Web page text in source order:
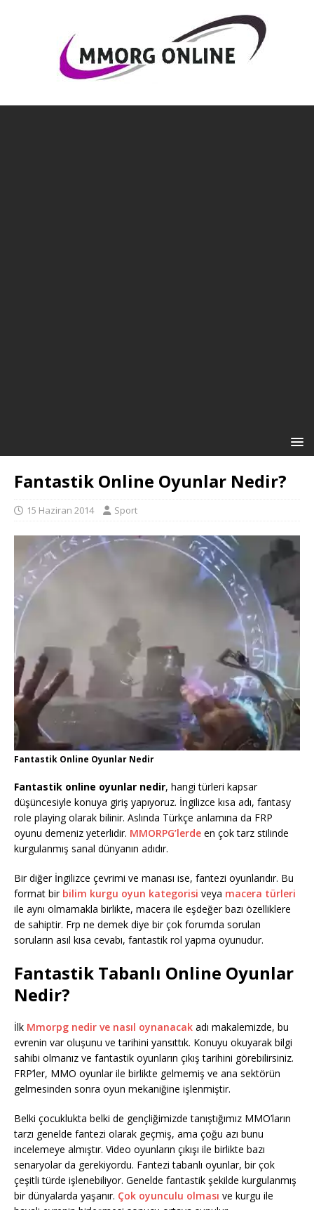
Fantastik Online Oyunlar Nedir?
15 Haziran 2014 Sport
Fantastik Online Oyunlar Nedir
Fantastik online oyunlar nedir, hangi türleri kapsar
düşüncesiyle konuya giriş yapıyoruz. İngilizce kısa adı, fantasy
role playing olarak bilinir. Aslında Türkçe anlamına da FRP
oyunu demeniz yeterlidir. MMORPG’lerde en çok tarz stilinde
kurgulanmış sanal dünyanın adıdır.
Bir diğer İngilizce çevrimi ve manası ise, fantezi oyunlarıdır. Bu
format bir bilim kurgu oyun kategorisi veya macera türleri
ile aynı olmamakla birlikte, macera ile eşdeğer bazı özelliklere
de sahiptir. Frp ne demek diye bir çok forumda sorulan
soruların asıl kısa cevabı, fantastik rol yapma oyunudur.
Fantastik Tabanlı Online Oyunlar
Nedir?
İlk Mmorpg nedir ve nasıl oynanacak adı makalemizde, bu
evrenin var oluşunu ve tarihini yansıttık. Konuyu okuyarak bilgi
sahibi olmanız ve fantastik oyunların çıkış tarihini görebilirsiniz.
FRP’ler, MMO oyunlar ile birlikte gelmemiş ve ana sektörün
gelmesinden sonra oyun mekaniğine işlenmiştir.
Belki çocuklukta belki de gençliğimizde tanıştığımız MMO’ların
tarzı genelde fantezi olarak geçmiş, ama çoğu azı bunu
incelemeye almıştır. Video oyunların çıkışı ile birlikte bazı
senaryolar da gerekiyordu. Fantezi tabanlı oyunlar, bir çok
çeşitli türde işlenebiliyor. Genelde fantastik şekilde kurgulanmış
bir dünyalarda yaşanır. Çok oyunculu olması ve kurgu ile